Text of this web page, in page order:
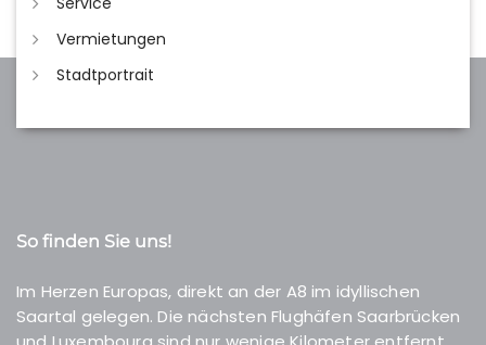
Vermietungen
Stadtportrait
So finden Sie uns!
Im Herzen Europas, direkt an der A8 im idyllischen
Saartal gelegen. Die nächsten Flughäfen Saarbrücken